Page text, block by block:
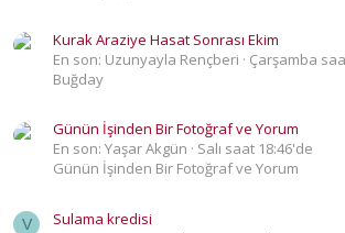
Kurak Araziye Hasat Sonrası Ekim
En son: Uzunyayla Rençberi
Çarşamba
Buğday
Günün İşinden Bir Fotoğraf ve Yorum
En son: Yaşar Akgün
Salı saat 18:46'de
Günün İşinden Bir Fotoğraf ve Yorum
V
Sulama kredisi